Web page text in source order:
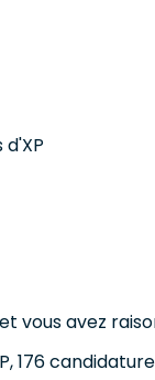
vous avez
176